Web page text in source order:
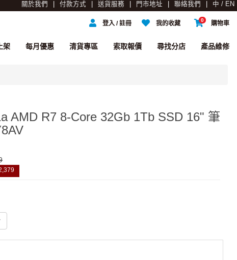
關於我們 付款方式 送貨服務 門市地址 聯絡我們 中 / EN
0 購物車
我的收藏
登入 / 註冊
產品維修
尋找分店
索取報價
清貨專區
每月優惠
架
AMD R7 8-Core 32Gb 1Tb SSD 16" 筆